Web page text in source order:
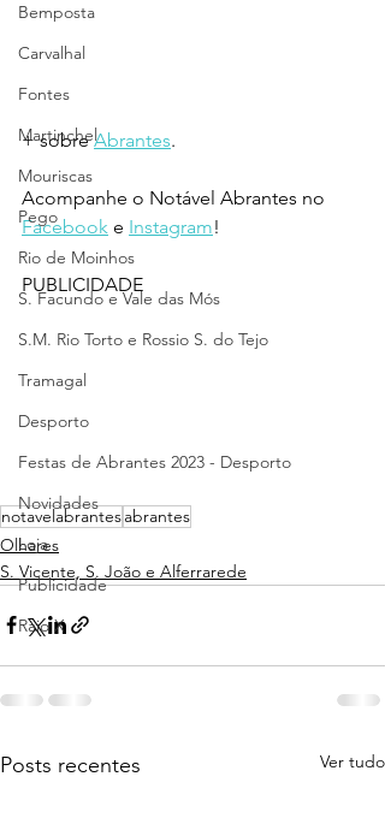
Bemposta
Carvalhal
Fontes
Martinchel
Mouriscas
Pego
Rio de Moinhos
S. Facundo e Vale das Mós
S.M. Rio Torto e Rossio S. do Tejo
Tramagal
Desporto
Festas de Abrantes 2023 - Desporto
Novidades
Loja
Publicidade
Raio X
+ sobre Abrantes.
Acompanhe o Notável Abrantes no
Facebook e Instagram!
PUBLICIDADE
notavelabrantesabrantes
Olhares
S. Vicente, S. João e Alferrarede
Posts recentes Ver tudo